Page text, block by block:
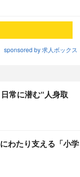
sponsored by 求人ボックス
常に潜む“人身取
わたり支える「小学